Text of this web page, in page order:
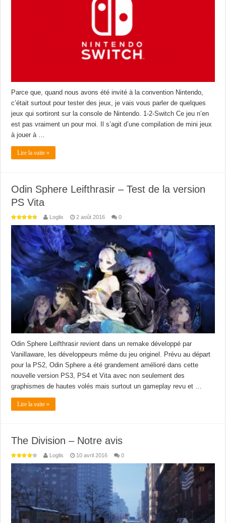
Parce que, quand nous avons été invité à la convention Nintendo,
c’était surtout pour tester des jeux, je vais vous parler de quelques
jeux qui sortiront sur la console de Nintendo. 1-2-Switch Ce jeu n’en
est pas vraiment un pour moi. Il s’agit d’une compilation de mini jeux
à jouer à …
Lire la suite »
Odin Sphere Leifthrasir – Test de la version
PS Vita
Loglis 2 août 2016 0
Odin Sphere Leifthrasir revient dans un remake développé par
Vanillaware, les développeurs même du jeu originel. Prévu au départ
pour la PS2, Odin Sphere a été grandement amélioré dans cette
nouvelle version PS3, PS4 et Vita avec non seulement des
graphismes de hautes volés mais surtout un gameplay revu et …
Lire la suite »
The Division – Notre avis
Loglis 10 avril 2016 0